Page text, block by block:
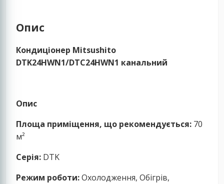
Опис
Кондиціонер Mitsushito
DTK24HWN1/DTC24HWN1 канальний
Опис
Площа приміщення, що рекомендується: 70
м²
Серія: DTK
Режим роботи:Охолодження, Обігрів,